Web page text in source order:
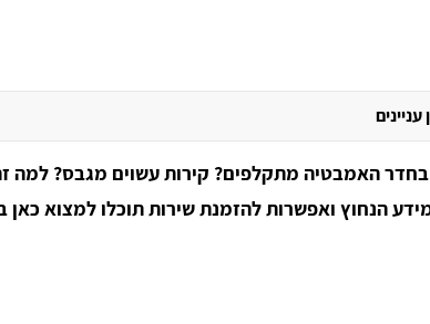
האמבטיה מתקלפים? קירות עשוים מגבס? למה
הנחוץ ואפשרות להזמנת שירות תוכלו למצוא